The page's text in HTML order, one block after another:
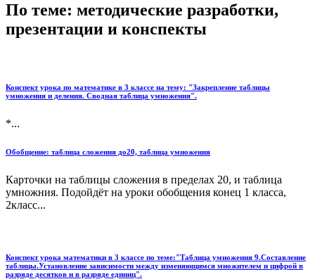
По теме: методические разработки,
презентации и конспекты
Конспект урока по математике в 3 классе на тему: "Закрепление таблицы
умножения и деления. Сводная таблица умножения".
*...
Обобщение: таблица сложения до20, таблица умножения
Карточки на таблицы сложения в пределах 20, и таблица
умножния. Подойдёт на уроки обобщения конец 1 класса,
2класс...
Конспект урока математики в 3 классе по теме:"Таблица умножения 9.Составление
таблицы.Установление зависимости между изменяющимся множителем и цифрой в
разряде десятков и в разряде единиц".